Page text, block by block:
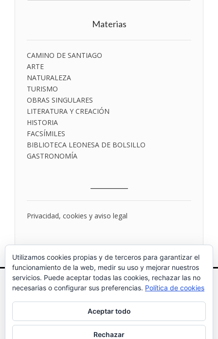
Materias
CAMINO DE SANTIAGO
ARTE
NATURALEZA
TURISMO
OBRAS SINGULARES
LITERATURA Y CREACIÓN
HISTORIA
FACSÍMILES
BIBLIOTECA LEONESA DE BOLSILLO
GASTRONOMÍA
Privacidad, cookies y aviso legal
Ediciones Leonesas, S.A. (Edilesa)
Utilizamos cookies propias y de terceros para garantizar el
funcionamiento de la web, medir su uso y mejorar nuestros
servicios. Puede aceptar todas las cookies, rechazar las no
necesarias o configurar sus preferencias. Política de cookies
Aceptar todo
Rechazar